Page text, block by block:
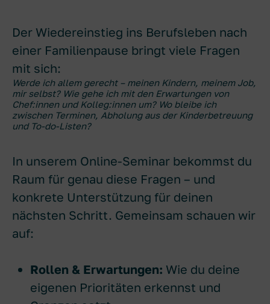
Der Wiedereinstieg ins Berufsleben nach
einer Familienpause bringt viele Fragen
mit sich:
Werde ich allem gerecht – meinen Kindern, meinem Job,
mir selbst? Wie gehe ich mit den Erwartungen von
Chef:innen und Kolleg:innen um? Wo bleibe ich
zwischen Terminen, Abholung aus der Kinderbetreuung
und To-do-Listen?
In unserem Online-Seminar bekommst du
Raum für genau diese Fragen – und
konkrete Unterstützung für deinen
nächsten Schritt. Gemeinsam schauen wir
auf:
Rollen & Erwartungen: Wie du deine
eigenen Prioritäten erkennst und